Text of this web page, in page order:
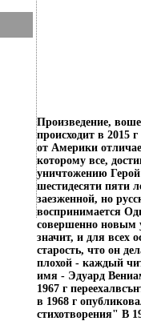
Произведение,
происходит в 2015
от Америки
которому все,
уничтожению
шестидесяти пяти
заезженной, но
воспринимается
совершенно новым
значит, и для всех
старость, что он
плохой - каждый
имя - Эдуард
1967 г
в 1968 г
стихотворения" В